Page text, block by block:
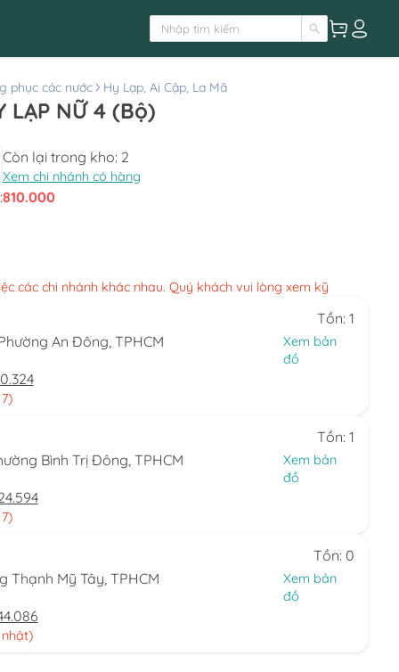
phục các nước Hy Lạp, Ai Cập, La Mã
TRANG PHỤC HY LẠP NỮ 4 (Bộ)
Còn lại trong kho: 2
Xem chi nhánh có hàng
810.000
các chi nhánh khác nhau. Quý khách vui lòng xem kỹ
Tồn: 1
An Đông, TPHCM
Xem bản
đồ
Tồn: 1
Bình Trị Đông, TPHCM
Xem bản
đồ
Tồn: 0
Thạnh Mỹ Tây, TPHCM
Xem bản
đồ